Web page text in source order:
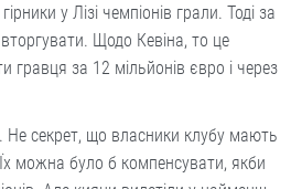
у Лізі чемпіонів грали. Тоді за
Щодо Кевіна, то це
гравця за 12 мільйонів євро і через
Не секрет, що власники клубу мають
можна було б компенсувати, якби